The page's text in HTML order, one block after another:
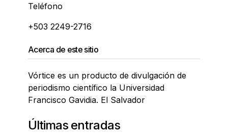
Teléfono
+503 2249-2716
Acerca de este sitio
Vórtice es un producto de divulgación de
periodismo científico la Universidad
Francisco Gavidia. El Salvador
Últimas entradas